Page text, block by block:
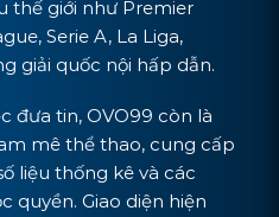
thế giới như Premier
Serie A, La Liga,
giải quốc nội hấp dẫn.
đưa tin, OVO99 còn là
mê thể thao, cung cấp
liệu thống kê và các
quyền. Giao diện hiện